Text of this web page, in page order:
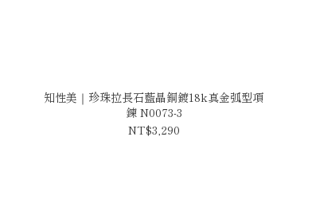
知性美｜珍珠拉長石藍晶銅鍍18k真金弧型項
鍊 N0073-3
NT$3,290